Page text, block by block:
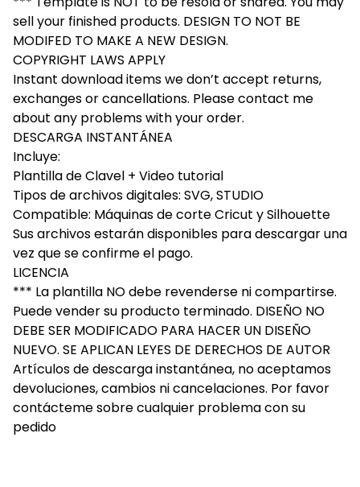
sell your finished products. DESIGN TO NOT BE
MODIFED TO MAKE A NEW DESIGN.
COPYRIGHT LAWS APPLY
Instant download items we don’t accept returns,
exchanges or cancellations. Please contact me
about any problems with your order.
DESCARGA INSTANTÁNEA
Incluye:
Plantilla de Clavel + Video tutorial
Tipos de archivos digitales: SVG, STUDIO
Compatible: Máquinas de corte Cricut y Silhouette
Sus archivos estarán disponibles para descargar una
vez que se confirme el pago.
LICENCIA
*** La plantilla NO debe revenderse ni compartirse.
Puede vender su producto terminado. DISEÑO NO
DEBE SER MODIFICADO PARA HACER UN DISEÑO
NUEVO. SE APLICAN LEYES DE DERECHOS DE AUTOR
Artículos de descarga instantánea, no aceptamos
devoluciones, cambios ni cancelaciones. Por favor
contácteme sobre cualquier problema con su
pedido